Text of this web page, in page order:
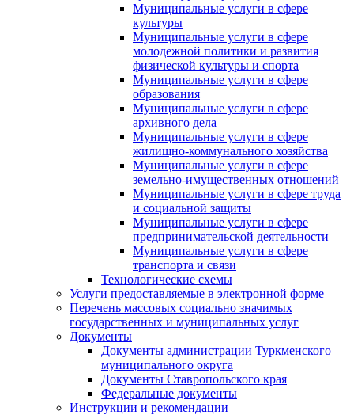
Муниципальные услуги в сфере
культуры
Муниципальные услуги в сфере
молодежной политики и развития
физической культуры и спорта
Муниципальные услуги в сфере
образования
Муниципальные услуги в сфере
архивного дела
Муниципальные услуги в сфере
жилищно-коммунального хозяйства
Муниципальные услуги в сфере
земельно-имущественных отношений
Муниципальные услуги в сфере труда
и социальной защиты
Муниципальные услуги в сфере
предпринимательской деятельности
Муниципальные услуги в сфере
транспорта и связи
Технологические схемы
Услуги предоставляемые в электронной форме
Перечень массовых социально значимых
государственных и муниципальных услуг
Документы
Документы администрации Туркменского
муниципального округа
Документы Ставропольского края
Федеральные документы
Инструкции и рекомендации